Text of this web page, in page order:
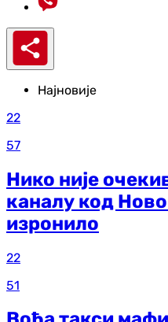
Најновије
22
57
Нико није
каналу код
изронило
22
51